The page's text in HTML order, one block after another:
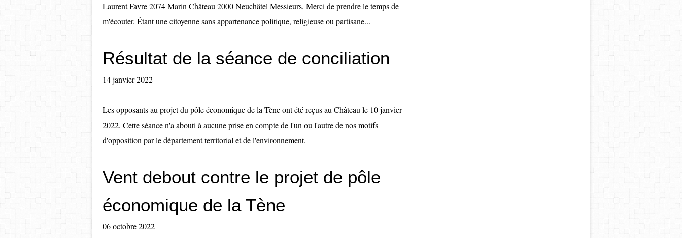
Laurent Favre 2074 Marin Château 2000 Neuchâtel Messieurs, Merci de prendre le temps de
m'écouter. Étant une citoyenne sans appartenance politique, religieuse ou partisane...
Résultat de la séance de conciliation
14 janvier 2022
Les opposants au projet du pôle économique de la Tène ont été reçus au Château le 10 janvier
2022. Cette séance n'a abouti à aucune prise en compte de l'un ou l'autre de nos motifs
d'opposition par le département territorial et de l'environnement.
Vent debout contre le projet de pôle
économique de la Tène
06 octobre 2022